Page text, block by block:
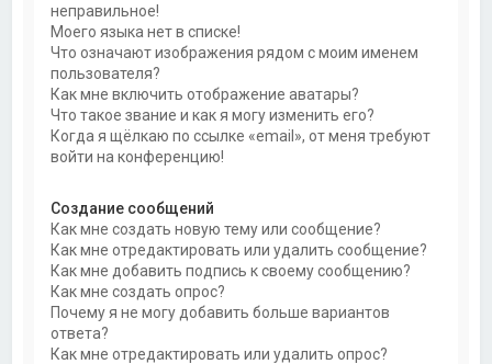
неправильное!
Моего языка нет в списке!
Что означают изображения рядом с моим именем
пользователя?
Как мне включить отображение аватары?
Что такое звание и как я могу изменить его?
Когда я щёлкаю по ссылке «email», от меня требуют
войти на конференцию!
Создание сообщений
Как мне создать новую тему или сообщение?
Как мне отредактировать или удалить сообщение?
Как мне добавить подпись к своему сообщению?
Как мне создать опрос?
Почему я не могу добавить больше вариантов
ответа?
Как мне отредактировать или удалить опрос?